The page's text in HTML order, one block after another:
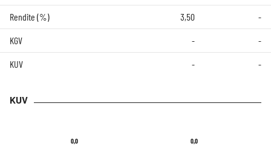
Rendite (%) 3,50 -
KGV - -
KUV - -
KUV
0,0
0,0 0,0
0,0